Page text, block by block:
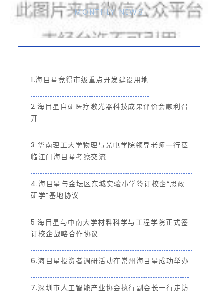
MONTHLY NEWS
1.海目星竞得市级重点开发建设用地
2.海目星自研医疗激光器科技成果评价会顺利召
开
3.华南理工大学物理与光电学院领导老师一行莅
临江门海目星考察交流
4.海目星与金坛区东城实验小学签订校企“思政
研学”基地协议
5.海目星与中南大学材料科学与工程学院正式签
订校企战略合作协议
6.海目星投资者调研活动在常州海目星成功举办
7.深圳市人工智能产业协会执行副会长一行走访